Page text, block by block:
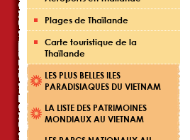
Plages de Thaïlande
Carte touristique de la
Thaïlande
LES PLUS BELLES ILES
PARADISIAQUES DU VIETNAM
LA LISTE DES PATRIMOINES
MONDIAUX AU VIETNAM